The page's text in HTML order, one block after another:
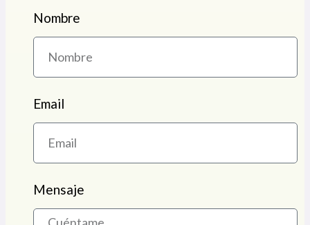
Nombre
Email
Mensaje